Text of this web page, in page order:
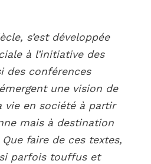
s’est développée
à l’initiative des
des conférences
une vision de
vie en société à partir
mais à destination
faire de ces textes,
parfois touffus et